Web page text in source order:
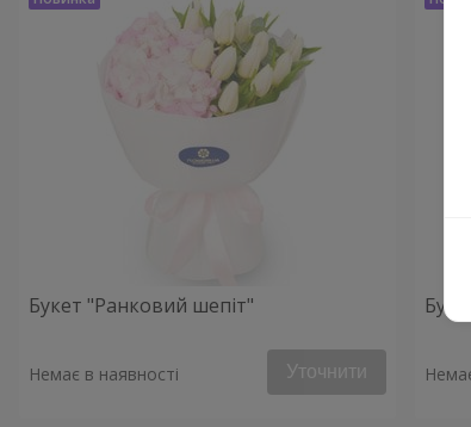
Букет "Ранковий шепіт"
Немає в наявності Уточнити